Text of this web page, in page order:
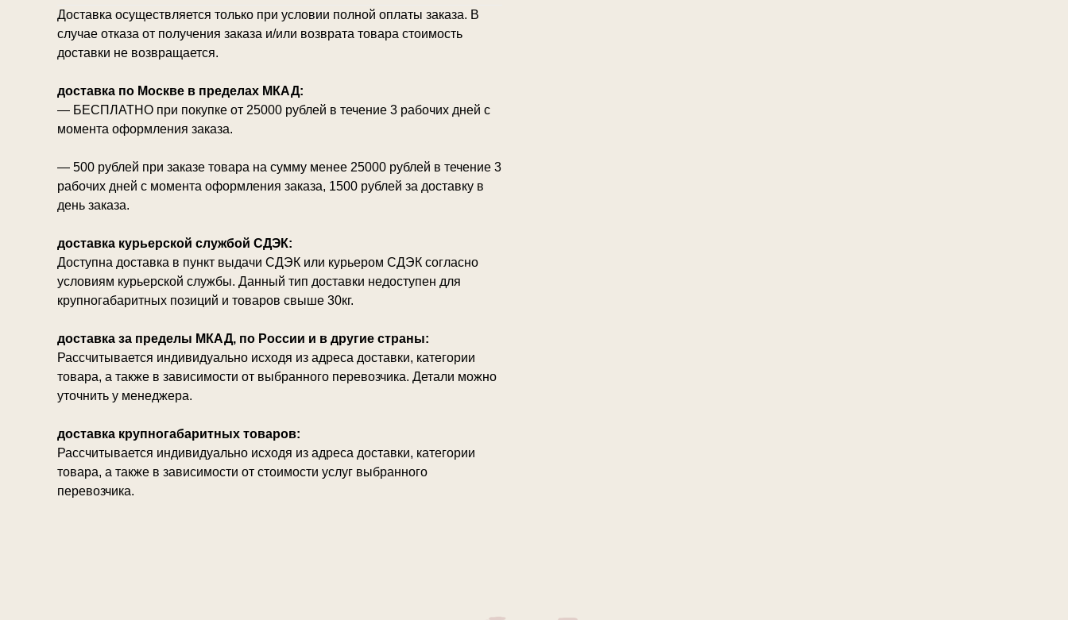
Доставка осуществляется только при условии полной оплаты заказа. В
случае отказа от получения заказа и/или возврата товара стоимость
доставки не возвращается.
доставка по Москве в пределах МКАД:
— БЕСПЛАТНО при покупке от 25000 рублей в течение 3 рабочих дней с
момента оформления заказа.
— 500 рублей при заказе товара на сумму менее 25000 рублей в течение 3
рабочих дней с момента оформления заказа, 1500 рублей за доставку в
день заказа.
доставка курьерской службой СДЭК:
Доступна доставка в пункт выдачи СДЭК или курьером СДЭК согласно
условиям курьерской службы. Данный тип доставки недоступен для
крупногабаритных позиций и товаров свыше 30кг.
доставка за пределы МКАД, по России и в другие страны:
Рассчитывается индивидуально исходя из адреса доставки, категории
товара, а также в зависимости от выбранного перевозчика. Детали можно
уточнить у менеджера.
доставка крупногабаритных товаров:
Рассчитывается индивидуально исходя из адреса доставки, категории
товара, а также в зависимости от стоимости услуг выбранного
перевозчика.